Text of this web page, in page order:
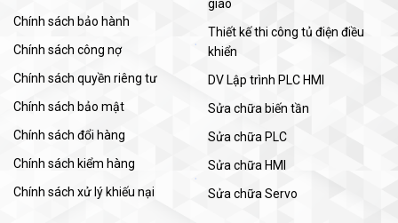
Chính sách bảo hành
Chính sách công nợ
Chính sách quyền riêng tư
Chính sách bảo mật
Chính sách đổi hàng
Chính sách kiểm hàng
Chính sách xử lý khiếu nại
giao
Thiết kế thi công tủ điện điều
khiển
DV Lập trình PLC HMI
Sửa chữa biến tần
Sửa chữa PLC
Sửa chữa HMI
Sửa chữa Servo